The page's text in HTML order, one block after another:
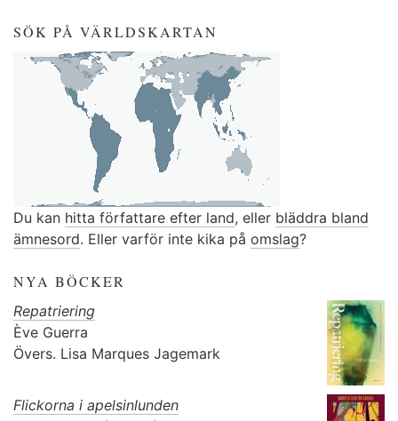
SÖK PÅ VÄRLDSKARTAN
Du kan hitta författare efter land, eller bläddra bland
ämnesord. Eller varför inte kika på omslag?
NYA BÖCKER
Repatriering
Ève Guerra
Övers. Lisa Marques Jagemark
Flickorna i apelsinlunden